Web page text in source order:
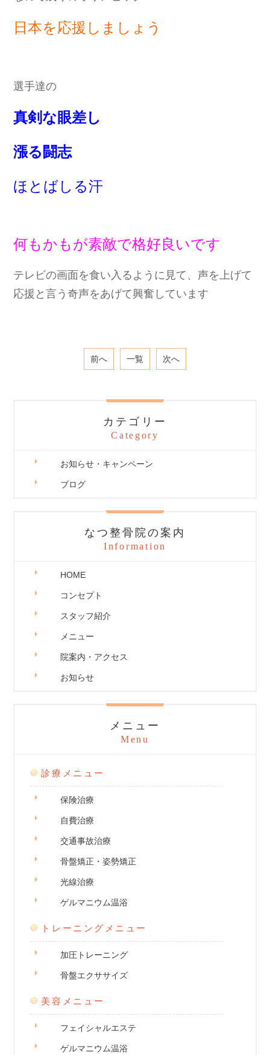
日本を応援しましょう
選手達の
真剣な眼差し
漲る闘志
ほとばしる汗
何もかもが素敵で格好良いです
テレビの画面を食い入るように見て、声を上げて
応援と言う奇声をあげて興奮しています
前へ 一覧 次へ
カテゴリー
Category
お知らせ・キャンペーン
ブログ
なつ整骨院の案内
Information
HOME
コンセプト
スタッフ紹介
メニュー
院案内・アクセス
お知らせ
メニュー
Menu
診療メニュー
保険治療
自費治療
交通事故治療
骨盤矯正・姿勢矯正
光線治療
ゲルマニウム温浴
トレーニングメニュー
加圧トレーニング
骨盤エクササイズ
美容メニュー
フェイシャルエステ
ゲルマニウム温浴